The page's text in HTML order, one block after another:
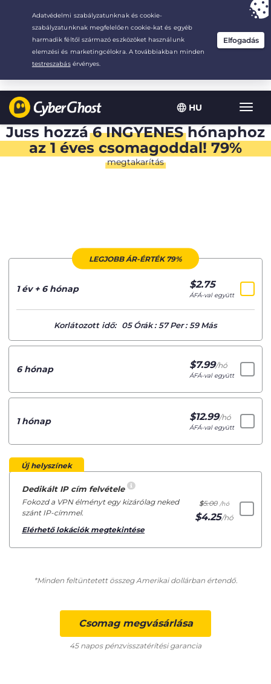
HU
Your choice:The Best Deal for 1.5-years at $2.75
Juss hozzá6 INGYENEShónaphoz
az 1 éves csomagoddal! 79%
megtakarítás
LEGJOBB ÁR-ÉRTÉK 79%
1 év + 6 hónap $2.75/hó
ÁFÁ-val együtt
Korlátozott idő: 05 Órák : 57 Per : 59 Más
6 hónap $7.99/hó
ÁFÁ-val együtt
1 hónap $12.99/hó
ÁFÁ-val együtt
Új helyszínek
Dedikált IP cím felvétele
Fokozd a VPN élményt egy kizárólag neked
szánt IP-címmel.
Elérhető lokációk megtekintése
$5.00 /hó
$4.25/hó
*Minden feltüntetett összeg Amerikai dollárban értendő.
Csomag megvásárlása
45 napos pénzvisszatérítési garancia